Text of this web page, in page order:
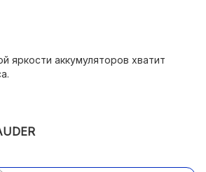
яркости аккумуляторов хватит